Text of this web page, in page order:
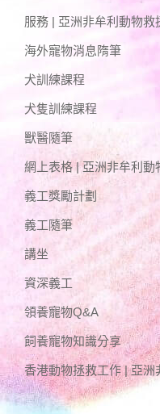
服務 | 亞洲非牟利動物救
海外寵物消息隋筆
犬訓練課程
犬隻訓練課程
獸醫隨筆
網上表格 | 亞洲非牟利動
義工獎勵計劃
義工隨筆
講坐
資深義工
領養寵物Q&A
飼養寵物知識分享
香港動物拯救工作 | 亞